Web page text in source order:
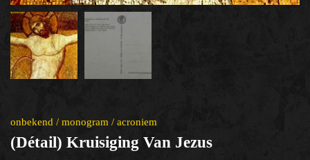
onbekend / monogram / acroniem
(détail) Kruisiging Van Jezus